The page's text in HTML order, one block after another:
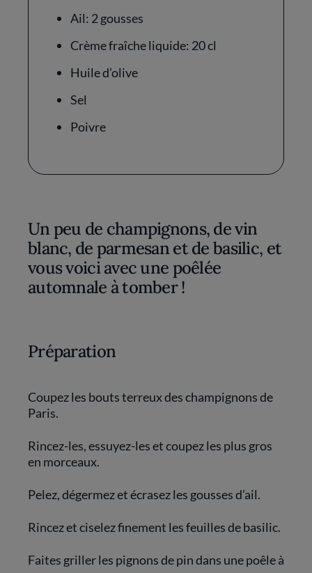
Ail: 2 gousses
Crème fraîche liquide: 20 cl
Huile d’olive
Sel
Poivre
Un peu de champignons, de vin
blanc, de parmesan et de basilic, et
vous voici avec une poêlée
automnale à tomber !
Préparation
Coupez les bouts terreux des champignons de
Paris.
Rincez-les, essuyez-les et coupez les plus gros
en morceaux.
Pelez, dégermez et écrasez les gousses d’ail.
Rincez et ciselez finement les feuilles de basilic.
Faites griller les pignons de pin dans une poêle à